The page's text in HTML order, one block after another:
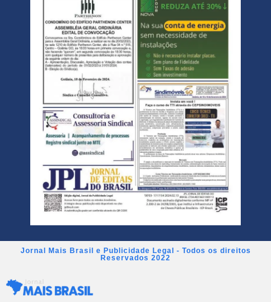
Jornal Mais Brasil e Publicidade Legal - Todos os direitos
Reservados 2022